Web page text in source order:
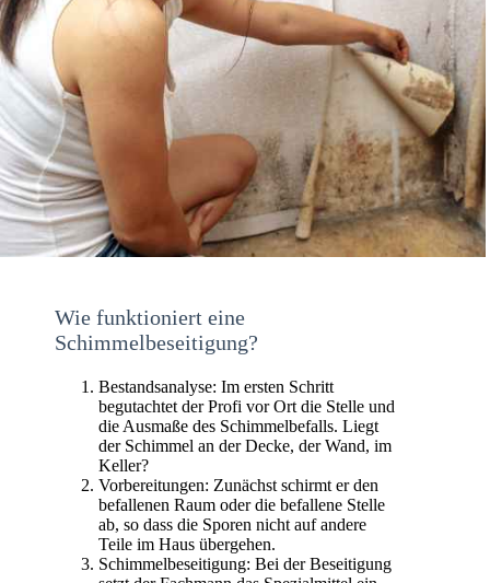
Wie funktioniert eine
Schimmelbeseitigung?
Bestandsanalyse: Im ersten Schritt
begutachtet der Profi vor Ort die Stelle und
die Ausmaße des Schimmelbefalls. Liegt
der Schimmel an der Decke, der Wand, im
Keller?
Vorbereitungen: Zunächst schirmt er den
befallenen Raum oder die befallene Stelle
ab, so dass die Sporen nicht auf andere
Teile im Haus übergehen.
Schimmelbeseitigung: Bei der Beseitigung